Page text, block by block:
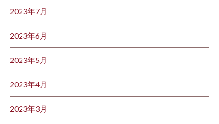
2023年7月
2023年6月
2023年5月
2023年4月
2023年3月